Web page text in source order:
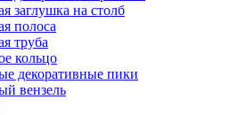
заглушка на столб
полоса
труба
кольцо
декоративные пики
вензель